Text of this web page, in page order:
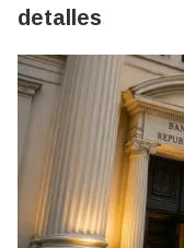
detalles